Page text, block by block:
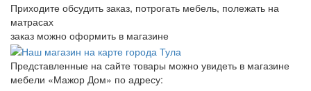
Приходите обсудить заказ, потрогать мебель, полежать на
матрасах
заказ можно оформить в магазине
Представленные на сайте товары можно увидеть в магазине
мебели «Мажор Дом» по адресу: